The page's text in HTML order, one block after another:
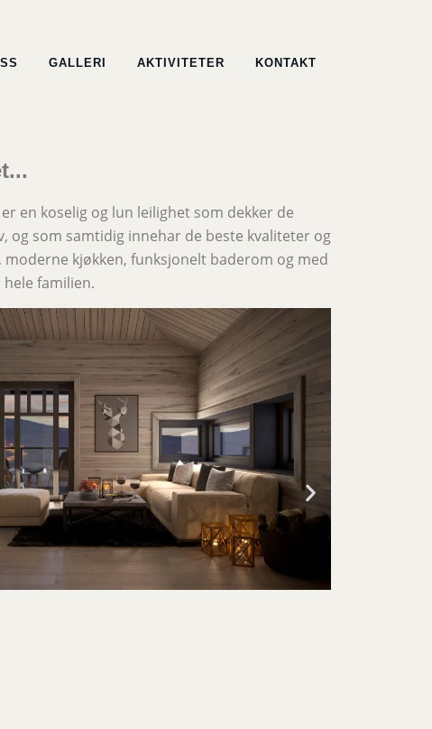
GALLERI AKTIVITETER KONTAKT
en koselig og lun leilighet som dekker de
og som samtidig innehar de beste kvaliteter og
moderne kjøkken, funksjonelt baderom og med
familien.